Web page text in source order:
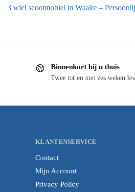
3 wiel scootmobiel in Waalre –
Binnenkort bij u thuis
Twee tot en met zes weken
KLANTENSERVICE
Contact
Mijn Account
Privacy Policy